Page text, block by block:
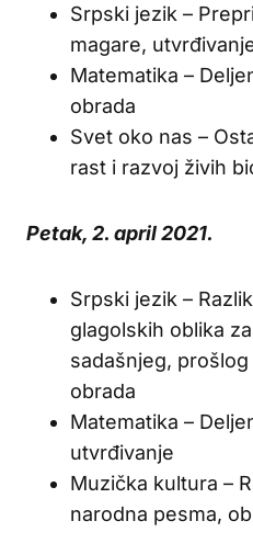
Srpski jezik –
magare,
Matematika –
obrada
Svet oko nas –
rast i razvoj živih
Petak, 2. april 2021.
Srpski jezik –
glagolskih oblika
sadašnjeg,
obrada
Matematika –
utvrđivanje
Muzička kultura –
narodna pesma,